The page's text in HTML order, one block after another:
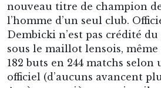
d’orchestre du jeu. Le « géant
bonne conservation de balle,
distribue et varie le jeu avec
qualité : longues
les pieds, ouvertures, jeu
Seule sa lenteur lui fait